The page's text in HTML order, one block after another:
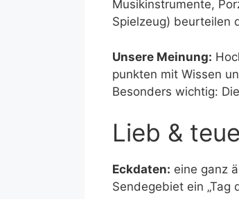
Musikinstrumente,
Spielzeug) beurteilen
Unsere Meinung:
punkten mit Wissen
Besonders wichtig:
Lieb &
Eckdaten: eine ganz
Sendegebiet ein „Tag